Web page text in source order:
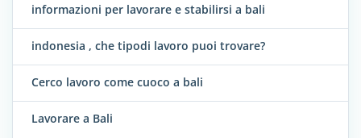
informazioni per lavorare e stabilirsi a bali
indonesia , che tipodi lavoro puoi trovare?
Cerco lavoro come cuoco a bali
Lavorare a Bali